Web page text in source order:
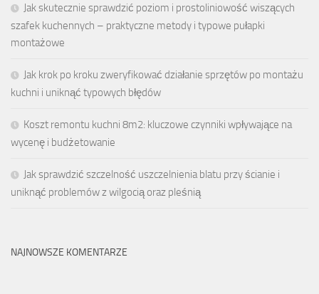
Jak skutecznie sprawdzić poziom i prostoliniowość wiszących
szafek kuchennych – praktyczne metody i typowe pułapki
montażowe
Jak krok po kroku zweryfikować działanie sprzętów po montażu
kuchni i uniknąć typowych błędów
Koszt remontu kuchni 8m2: kluczowe czynniki wpływające na
wycenę i budżetowanie
Jak sprawdzić szczelność uszczelnienia blatu przy ścianie i
uniknąć problemów z wilgocią oraz pleśnią
NAJNOWSZE KOMENTARZE